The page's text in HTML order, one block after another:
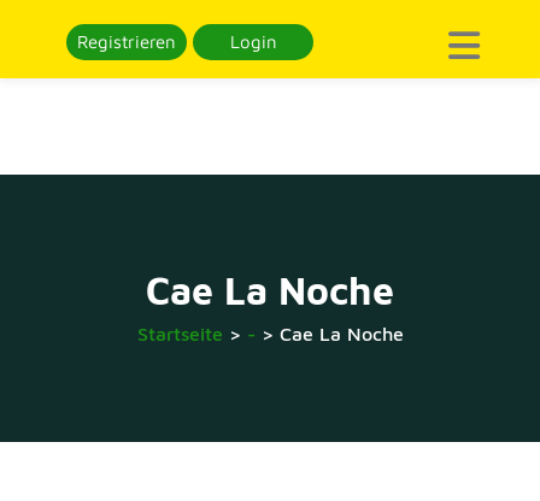
Registrieren Login
Cae La Noche
Startseite > - > Cae La Noche